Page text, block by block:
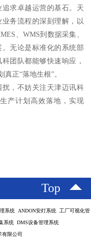
求卓越运营的基石。天
务流程的深刻理解，以
、WMS到数据采集、
无论是标准化的系统部
团队都能够快速响应，
正“落地生根”。
，不妨关注天津迈讯科
产计划高效落地，实现
Top
系统 ANDON安灯系统 工厂可视化管
系统 DMS设备管理系统
有限公司